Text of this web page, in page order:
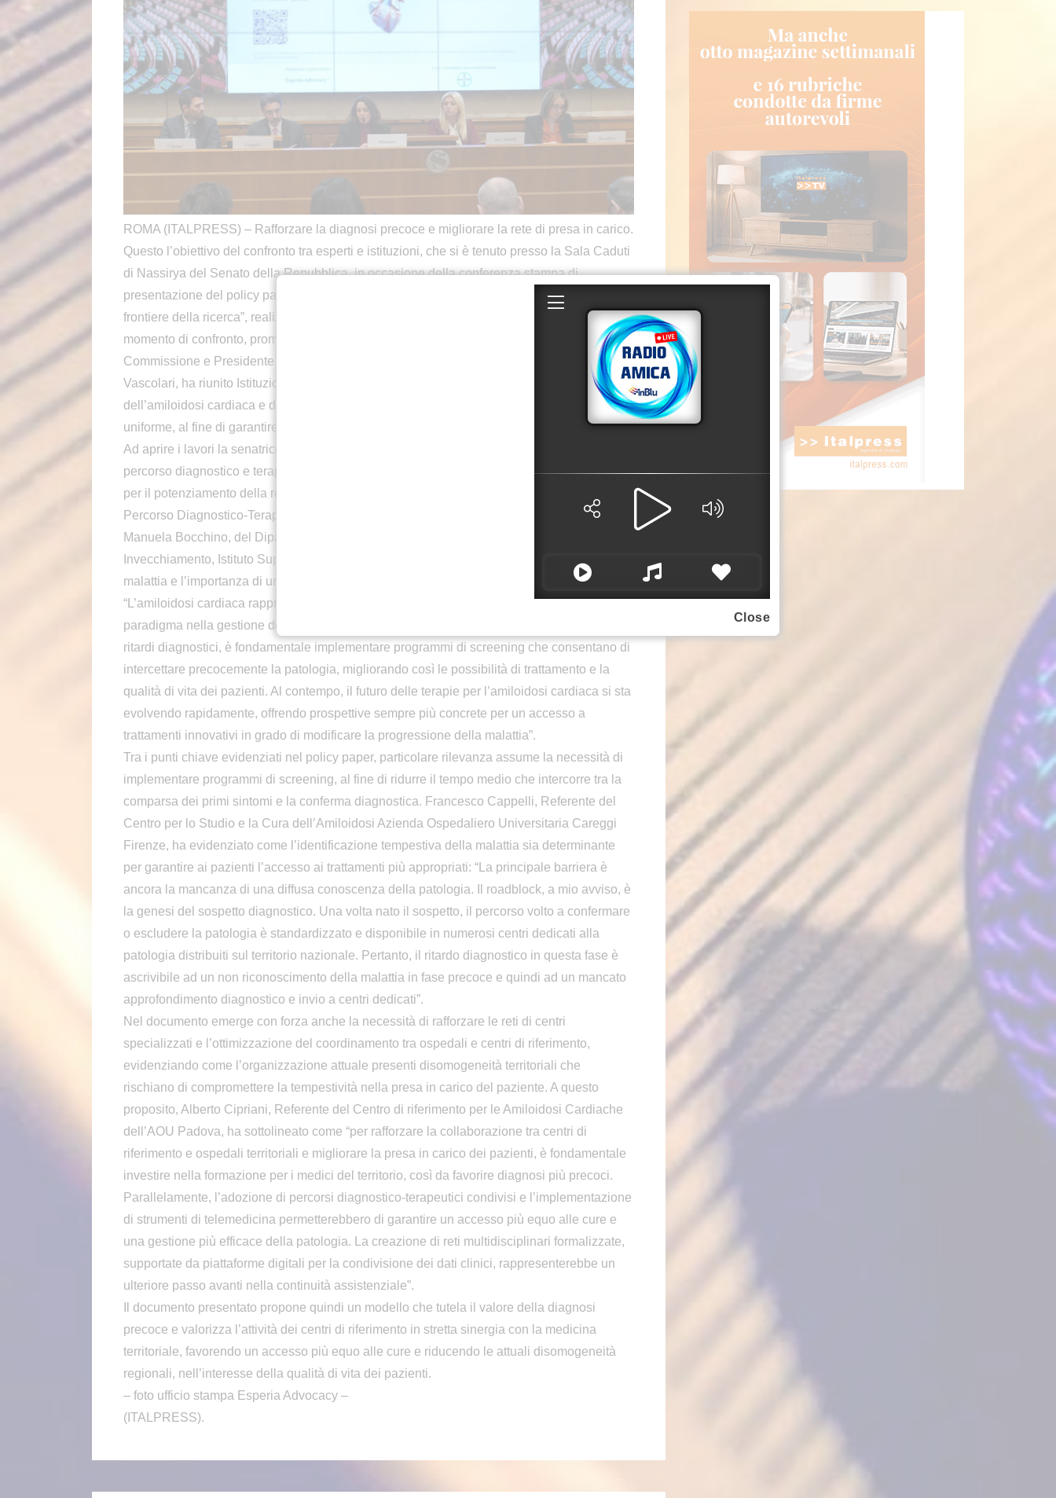
ROMA (ITALPRESS) – Rafforzare la diagnosi precoce e migliorare la rete di presa in carico.
Questo l’obiettivo del confronto tra esperti e istituzioni, che si è tenuto presso la Sala Caduti
di Nassirya del Senato della Repubblica, in occasione della conferenza stampa di
presentazione del policy paper “Amiloidosi cardiaca: dalle necessità dei pazienti alle nuove
frontiere della ricerca”, realizzato con il contributo non condizionante di Bayer Italia. Questo
momento di confronto, promosso su iniziativa della Senatrice Elena Murelli, Membro 10^
Commissione e Presidente dell’Intergruppo Parlamentare sulle Malattie Cardio, Cerebro e
Vascolari, ha riunito Istituzioni ed esperti clinici per discutere delle sfide legate alla diagnosi
dell’amiloidosi cardiaca e della necessità di un sistema di presa in carico più strutturato e
uniforme, al fine di garantire ai pazienti un accesso tempestivo e omogeneo alle cure.
Ad aprire i lavori la senatrice Elena Murelli, che ha evidenziato la necessità di rafforzare il
percorso diagnostico e terapeutico per l’amiloidosi cardiaca, proponendo soluzioni concrete
per il potenziamento della rete di centri specializzati e per l’istituzionalizzazione di un
Percorso Diagnostico-Terapeutico Assistenziale nazionale. E’ seguito poi l’intervento di
Manuela Bocchino, del Dipartimento Malattie Cardiovascolari, Endocrino-metaboliche e
Invecchiamento, Istituto Superiore di Sanità, che ha illustrato il peso epidemiologico della
malattia e l’importanza di un potenziamento dei programmi di screening e di telemedicina.
“L’amiloidosi cardiaca rappresenta – afferma Murelli – una sfida che impone un cambio di
paradigma nella gestione della diagnosi e della presa in carico dei pazienti. Per ridurre i
ritardi diagnostici, è fondamentale implementare programmi di screening che consentano di
intercettare precocemente la patologia, migliorando così le possibilità di trattamento e la
qualità di vita dei pazienti. Al contempo, il futuro delle terapie per l’amiloidosi cardiaca si sta
evolvendo rapidamente, offrendo prospettive sempre più concrete per un accesso a
trattamenti innovativi in grado di modificare la progressione della malattia”.
Tra i punti chiave evidenziati nel policy paper, particolare rilevanza assume la necessità di
implementare programmi di screening, al fine di ridurre il tempo medio che intercorre tra la
comparsa dei primi sintomi e la conferma diagnostica. Francesco Cappelli, Referente del
Centro per lo Studio e la Cura dell’Amiloidosi Azienda Ospedaliero Universitaria Careggi
Firenze, ha evidenziato come l’identificazione tempestiva della malattia sia determinante
per garantire ai pazienti l’accesso ai trattamenti più appropriati: “La principale barriera è
ancora la mancanza di una diffusa conoscenza della patologia. Il roadblock, a mio avviso, è
la genesi del sospetto diagnostico. Una volta nato il sospetto, il percorso volto a confermare
o escludere la patologia è standardizzato e disponibile in numerosi centri dedicati alla
patologia distribuiti sul territorio nazionale. Pertanto, il ritardo diagnostico in questa fase è
ascrivibile ad un non riconoscimento della malattia in fase precoce e quindi ad un mancato
approfondimento diagnostico e invio a centri dedicati”.
Nel documento emerge con forza anche la necessità di rafforzare le reti di centri
specializzati e l’ottimizzazione del coordinamento tra ospedali e centri di riferimento,
evidenziando come l’organizzazione attuale presenti disomogeneità territoriali che
rischiano di compromettere la tempestività nella presa in carico del paziente. A questo
proposito, Alberto Cipriani, Referente del Centro di riferimento per le Amiloidosi Cardiache
dell’AOU Padova, ha sottolineato come “per rafforzare la collaborazione tra centri di
riferimento e ospedali territoriali e migliorare la presa in carico dei pazienti, è fondamentale
investire nella formazione per i medici del territorio, così da favorire diagnosi più precoci.
Parallelamente, l’adozione di percorsi diagnostico-terapeutici condivisi e l’implementazione
di strumenti di telemedicina permetterebbero di garantire un accesso più equo alle cure e
una gestione più efficace della patologia. La creazione di reti multidisciplinari formalizzate,
supportate da piattaforme digitali per la condivisione dei dati clinici, rappresenterebbe un
ulteriore passo avanti nella continuità assistenziale”.
Il documento presentato propone quindi un modello che tutela il valore della diagnosi
precoce e valorizza l’attività dei centri di riferimento in stretta sinergia con la medicina
territoriale, favorendo un accesso più equo alle cure e riducendo le attuali disomogeneità
regionali, nell’interesse della qualità di vita dei pazienti.
– foto ufficio stampa Esperia Advocacy –
(ITALPRESS).
Close